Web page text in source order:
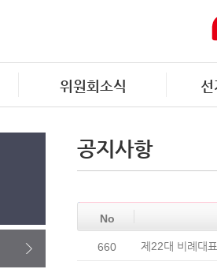
위원회소식
공지사항
No
660 제22대 비례대